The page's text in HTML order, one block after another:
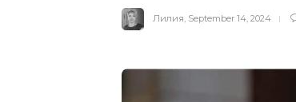
Лилия, September 14, 2024